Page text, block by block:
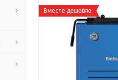
Вместе дешевле